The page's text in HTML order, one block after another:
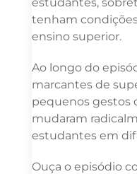
tenham
ensino superior.
Ao longo do
marcantes de
pequenos gestos
mudaram
estudantes em
Ouça o episódio